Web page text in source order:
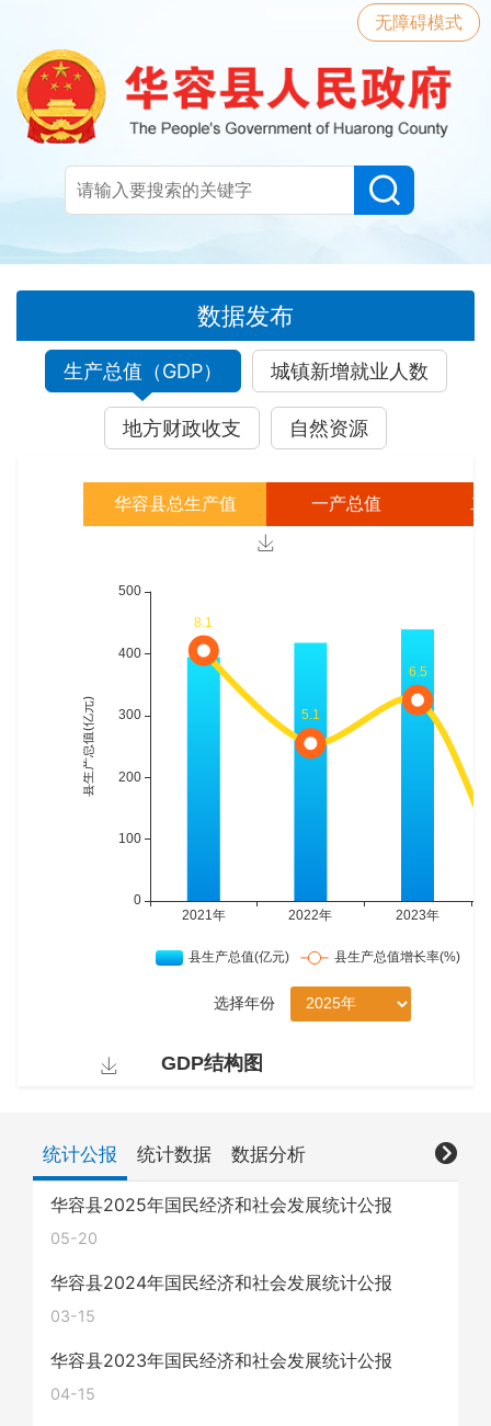
无障碍模式
数据发布
生产总值（GDP） 城镇新增就业人数
地方财政收支 自然资源
统计公报 统计数据 数据分析
华容县2025年国民经济和社会发展统计公报
05-20
华容县2024年国民经济和社会发展统计公报
03-15
华容县2023年国民经济和社会发展统计公报
04-15